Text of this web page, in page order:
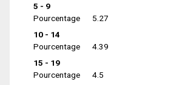
5 - 9
Pourcentage
5.27
10 - 14
Pourcentage
4.39
15 - 19
Pourcentage
4.5